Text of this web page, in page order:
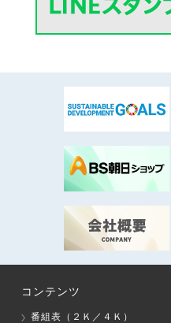
コンテンツ
番組表（２Ｋ／４Ｋ）